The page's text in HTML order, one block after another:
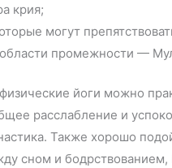
крия;
могут
промежности —
йоги можно
расслабление и
Также хорошо
сном и